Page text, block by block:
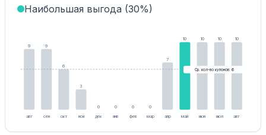
Наибольшая выгода (30%)
9
авг
9
сен
6
окт
3
ноя
0
дек
0
янв
0
фев
0
мар
7
апр
10
май
10
июн
10
июл
10
авг
Ср. кол-во купонов: 6